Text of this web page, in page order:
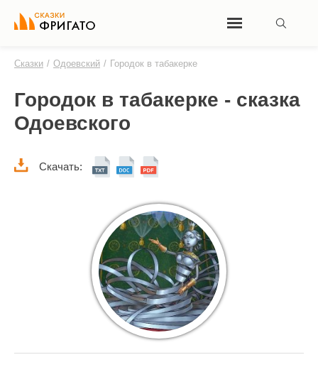
Сказки / Одоевский / Городок в табакерке
Городок в табакерке - сказка
Одоевского
Скачать: